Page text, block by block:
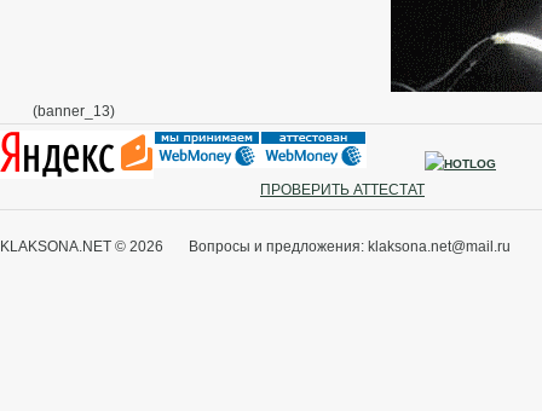
(banner_13)
ПРОВЕРИТЬ АТТЕСТАТ
KLAKSONA.NET © 2026 Вопросы и предложения: klaksona.net@mail.ru